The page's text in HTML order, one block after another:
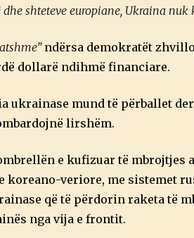
shteteve europiane, Ukraina nuk
ndërsa demokratët
dollarë ndihmë financiare.
ukrainase mund të përballet
lirshëm.
e kufizuar të mbrojtjes
veriore, me sistemet
që të përdorin raketa të
nga vija e frontit.